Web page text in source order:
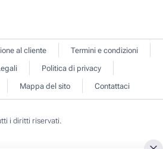
al cliente
Termini e condizioni
Politica di privacy
Mappa del sito Contattaci
i diritti riservati.